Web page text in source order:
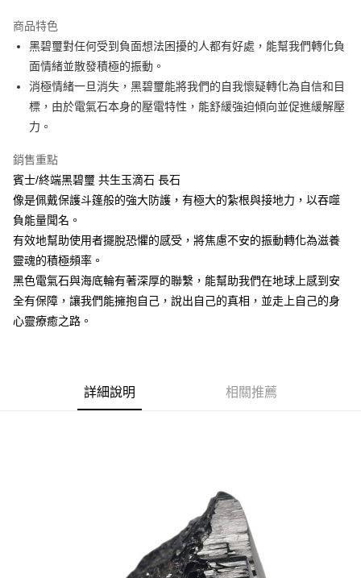
Apple Pay
街口支付
悠遊付
ATM付款
全家取貨付款
每筆NT$80，滿NT$3,000(含以上)免運費
7-11取貨付款
賣家宅配幫您送（台灣）
每筆NT$80，滿NT$3,000(含以上)免運費
商品特色
黑碧璽對任何受到負面想法困擾的人都有好處，能幫我們轉化負
面情緒並散發積極的振動。
消極情緒一旦消失，黑碧璽能將我們的自我懷疑轉化為自信和目
標，由於電氣石本身的壓電特性，能舒緩強迫傾向並促進緩解壓
力。
銷售重點
賓士/終端黑碧璽 共生玉滴石 長石
像是佩戴保護斗篷般的強大防護，有極大的紮根與接地力，以吞噬
負能量聞名。
有效地幫助使用者擺脫恐懼的感受，將焦慮不安的振動轉化為滋養
靈魂的積極頻率。
黑色電氣石與海底輪有著深厚的聯繫，能幫助我們在地球上感到安
全有保障，讓我們能擁抱自己，說出自己的真相，並走上自己的身
心靈療癒之路。
詳細說明 相關推薦